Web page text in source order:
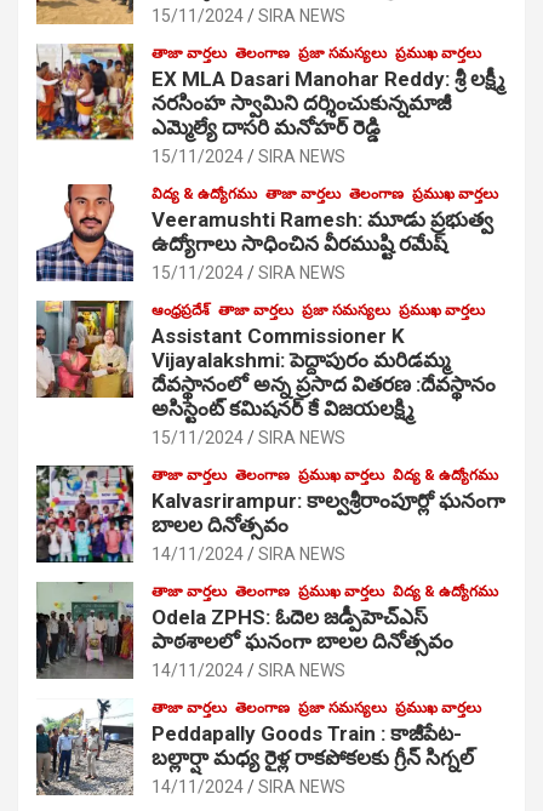
15/11/2024 SIRA NEWS
తాజా వార్తలు తెలంగాణ ప్రజా సమస్యలు ప్రముఖ వార్తలు
EX MLA Dasari Manohar Reddy: శ్రీ లక్ష్మీ
నరసింహ స్వామిని దర్శించుకున్నమాజీ
ఎమ్మెల్యే దాసరి మనోహర్ రెడ్డి
15/11/2024 SIRA NEWS
విద్య & ఉద్యోగము తాజా వార్తలు తెలంగాణ ప్రముఖ వార్తలు
Veeramushti Ramesh: మూడు ప్రభుత్వ
ఉద్యోగాలు సాధించిన వీరముష్టి రమేష్
15/11/2024 SIRA NEWS
ఆంధ్రప్రదేశ్ తాజా వార్తలు ప్రజా సమస్యలు ప్రముఖ వార్తలు
Assistant Commissioner K
Vijayalakshmi: పెద్దాపురం మరిడమ్మ
దేవస్థానంలో అన్న ప్రసాద వితరణ :దేవస్థానం
అసిస్టెంట్ కమిషనర్ కే విజయలక్ష్మి
15/11/2024 SIRA NEWS
తాజా వార్తలు తెలంగాణ ప్రముఖ వార్తలు విద్య & ఉద్యోగము
Kalvasrirampur: కాల్వశ్రీరాంపూర్లో ఘనంగా
బాలల దినోత్సవం
14/11/2024 SIRA NEWS
తాజా వార్తలు తెలంగాణ ప్రముఖ వార్తలు విద్య & ఉద్యోగము
Odela ZPHS: ఓదెల జ‌డ్పీహెచ్ఎస్
పాఠ‌శాల‌లో ఘనంగా బాలల దినోత్సవం
14/11/2024 SIRA NEWS
తాజా వార్తలు తెలంగాణ ప్రజా సమస్యలు ప్రముఖ వార్తలు
Peddapally Goods Train : కాజీపేట-
బల్లార్షా మధ్య రైళ్ల రాకపోకలకు గ్రీన్ సిగ్నల్
14/11/2024 SIRA NEWS